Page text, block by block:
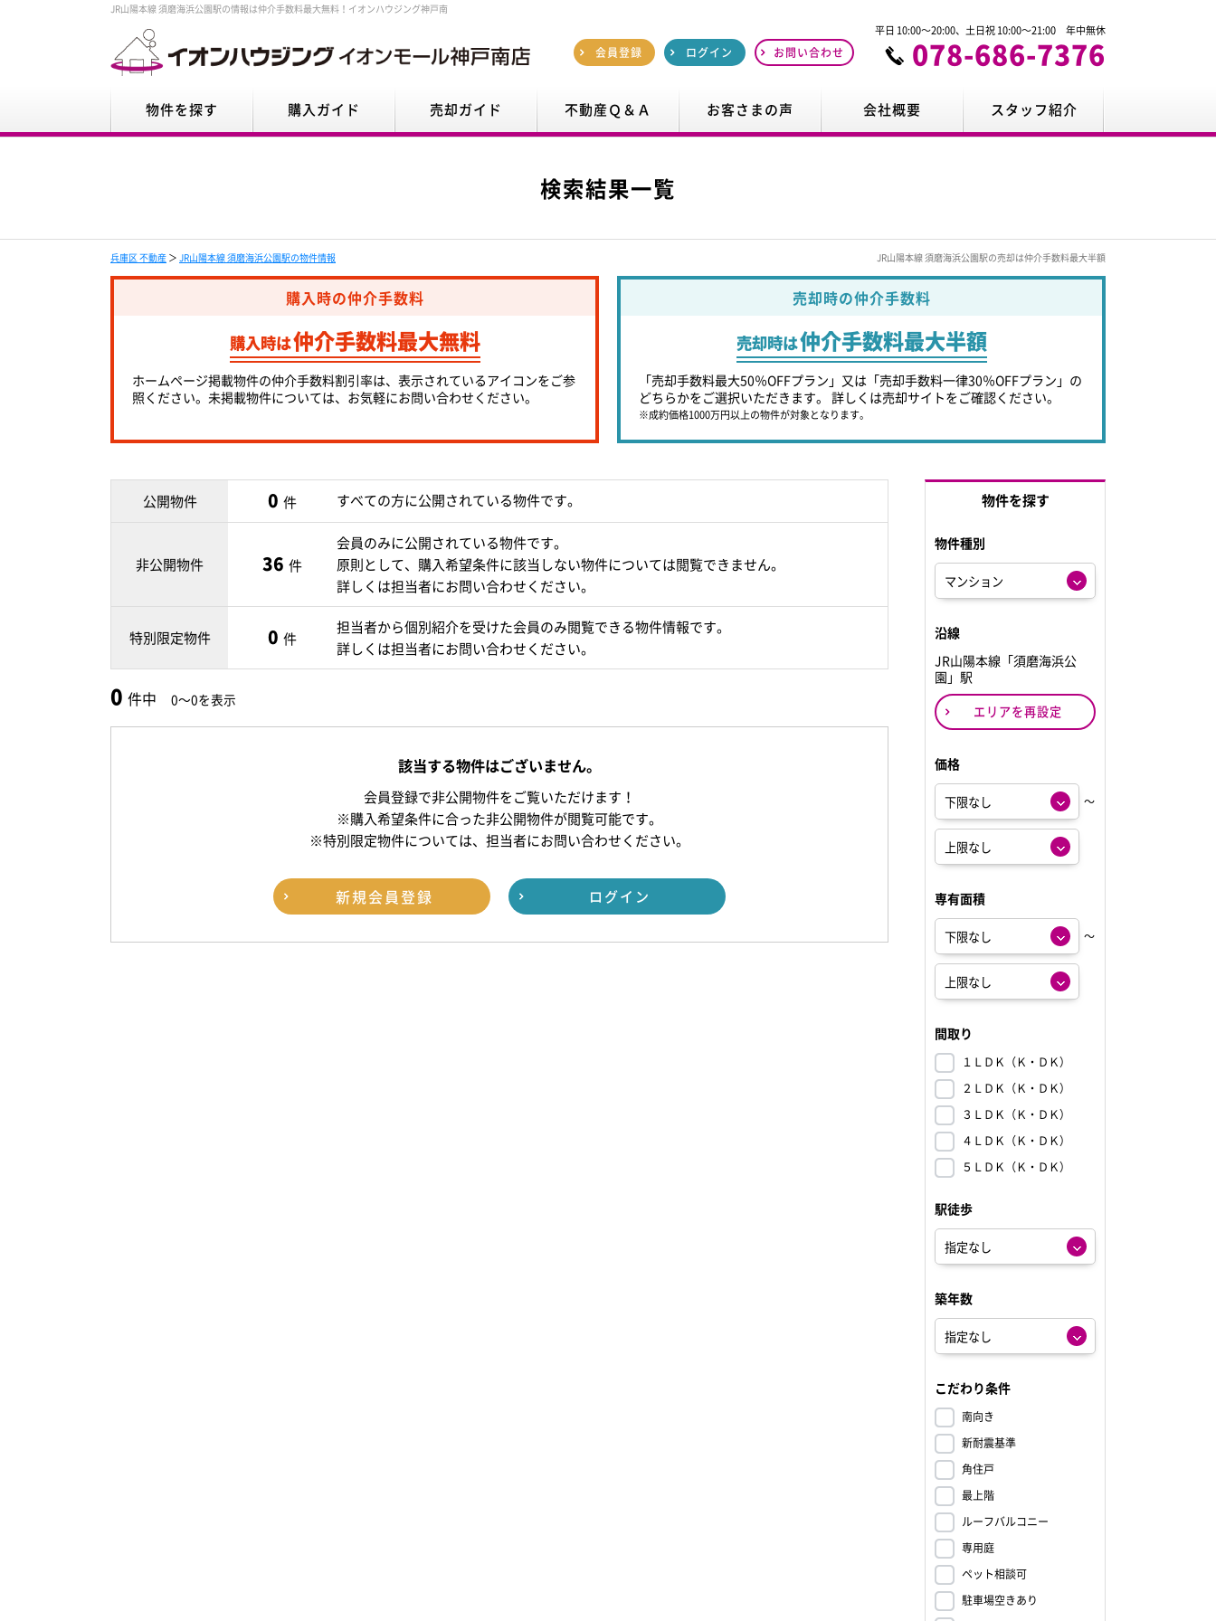
JR山陽本線 須磨海浜公園駅の情報は仲介手数料最大無料！イオンハウジング神戸南
会員登録 ログイン お問い合わせ
平日 10:00～20:00、土日祝 10:00～21:00 年中無休
078-686-7376
物件を探す 購入ガイド 売却ガイド 不動産Ｑ＆Ａ お客さまの声 会社概要 スタッフ紹介
検索結果一覧
兵庫区 不動産 ＞ JR山陽本線 須磨海浜公園駅の物件情報 JR山陽本線 須磨海浜公園駅の売却は仲介手数料最大半額
購入時の仲介手数料
購入時は仲介手数料最大無料
ホームページ掲載物件の仲介手数料割引率は、表示されているアイコンをご参
照ください。未掲載物件については、お気軽にお問い合わせください。
売却時の仲介手数料
売却時は仲介手数料最大半額
「売却手数料最大50％OFFプラン」又は「売却手数料一律30％OFFプラン」の
どちらかをご選択いただきます。 詳しくは売却サイトをご確認ください。
※成約価格1000万円以上の物件が対象となります。
公開物件 0 件 すべての方に公開されている物件です。
非公開物件 36 件
会員のみに公開されている物件です。
原則として、購入希望条件に該当しない物件については閲覧できません。
詳しくは担当者にお問い合わせください。
特別限定物件 0 件
担当者から個別紹介を受けた会員のみ閲覧できる物件情報です。
詳しくは担当者にお問い合わせください。
0 件中 0～0を表示
該当する物件はございません。
会員登録で非公開物件をご覧いただけます！
※購入希望条件に合った非公開物件が閲覧可能です。
※特別限定物件については、担当者にお問い合わせください。
新規会員登録 ログイン
物件を探す
物件種別
沿線
JR山陽本線「須磨海浜公
園」駅
エリアを再設定
価格
～
専有面積
～
間取り
１ＬＤＫ（Ｋ・ＤＫ）
２ＬＤＫ（Ｋ・ＤＫ）
３ＬＤＫ（Ｋ・ＤＫ）
４ＬＤＫ（Ｋ・ＤＫ）
５ＬＤＫ（Ｋ・ＤＫ）
駅徒歩
築年数
こだわり条件
南向き
新耐震基準
角住戸
最上階
ルーフバルコニー
専用庭
ペット相談可
駐車場空きあり